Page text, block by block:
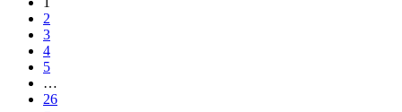
2
3
4
5
…
26